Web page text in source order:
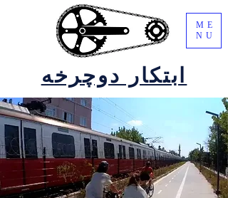
ابتکار دوچرخه
ME
NU